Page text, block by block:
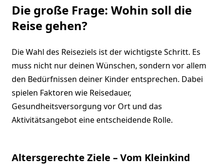
Die große Frage: Wohin soll die
Reise gehen?
Die Wahl des Reiseziels ist der wichtigste Schritt. Es
muss nicht nur deinen Wünschen, sondern vor allem
den Bedürfnissen deiner Kinder entsprechen. Dabei
spielen Faktoren wie Reisedauer,
Gesundheitsversorgung vor Ort und das
Aktivitätsangebot eine entscheidende Rolle.
Altersgerechte Ziele – Vom Kleinkind